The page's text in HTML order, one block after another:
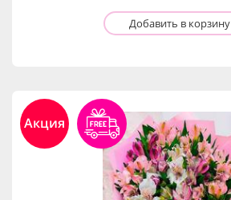
Добавить в корзину
Акция